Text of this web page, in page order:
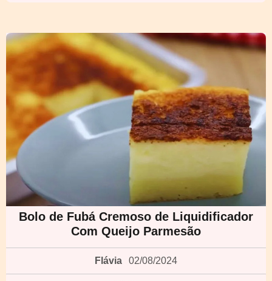
Bolo de Fubá Cremoso de Liquidificador
Com Queijo Parmesão
Flávia 02/08/2024